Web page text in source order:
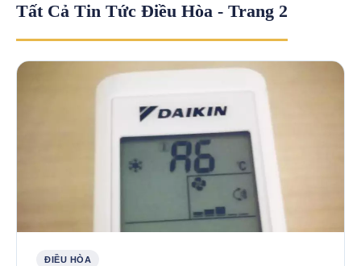
Tất Cả Tin Tức Điều Hòa - Trang 2
ĐIỀU HÒA